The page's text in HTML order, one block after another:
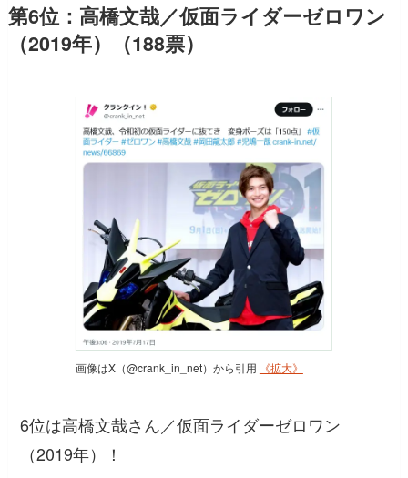
第6位：高橋文哉／仮面ライダーゼロワン
（2019年）（188票）
画像はX（@crank_in_net）から引用 《拡大》
6位は高橋文哉さん／仮面ライダーゼロワン
（2019年）！